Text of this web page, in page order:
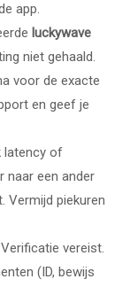
app.
luckywave
niet gehaald.
voor de exacte
en geef je
latency of
naar een ander
Vermijd piekuren
vereist.
(ID, bewijs